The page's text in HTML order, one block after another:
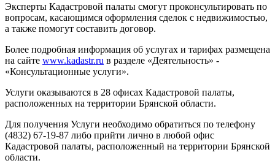
Эксперты Кадастровой палаты смогут проконсультировать по
вопросам, касающимся оформления сделок с недвижимостью,
а также помогут составить договор.
Более подробная информация об услугах и тарифах размещена
на сайте www.kadastr.ru в разделе «Деятельность» -
«Консультационные услуги».
Услуги оказываются в 28 офисах Кадастровой палаты,
расположенных на территории Брянской области.
Для получения Услуги необходимо обратиться по телефону
(4832) 67-19-87 либо прийти лично в любой офис
Кадастровой палаты, расположенный на территории Брянской
области.